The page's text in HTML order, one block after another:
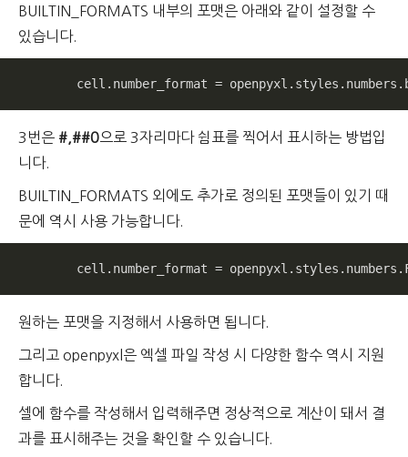
BUILTIN_FORMATS 내부의 포맷은 아래와 같이 설정할 수
있습니다.
cell.number_format =
3번은 #,##0으로 3자리마다 쉼표를 찍어서 표시하는 방법입
니다.
BUILTIN_FORMATS 외에도 추가로 정의된 포맷들이 있기 때
문에 역시 사용 가능합니다.
cell.number_format =
원하는 포맷을 지정해서 사용하면 됩니다.
그리고 openpyxl은 엑셀 파일 작성 시 다양한 함수 역시 지원
합니다.
셀에 함수를 작성해서 입력해주면 정상적으로 계산이 돼서 결
과를 표시해주는 것을 확인할 수 있습니다.